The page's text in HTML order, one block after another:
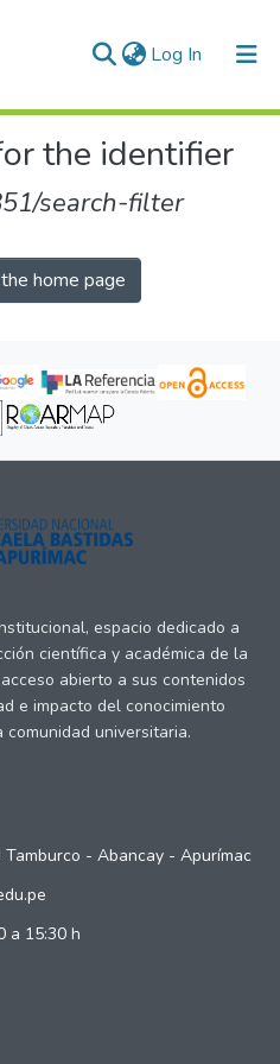
Log In (current)
the identifier
search-filter
home page
espacio dedicado a
científica y académica de la
abierto a sus contenidos
e impacto del conocimiento
universitaria.
- Abancay - Apurímac
a 15:30 h